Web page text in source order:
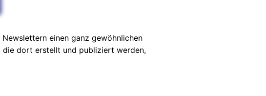
einen ganz gewöhnlichen
dort erstellt und publiziert werden,